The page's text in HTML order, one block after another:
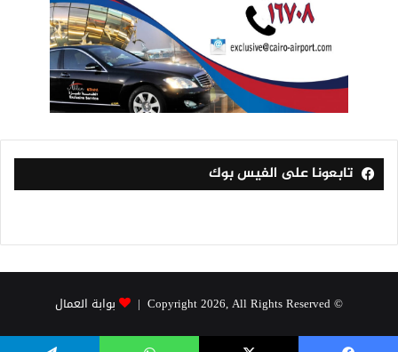
تابعونا على الفيس بوك
© Copyright 2026, All Rights Reserved | بوابة العمال